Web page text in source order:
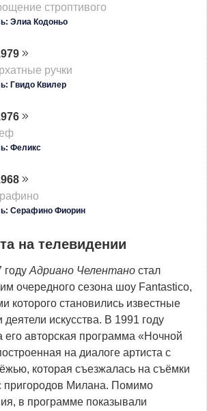
строптивого
Элиа Кодоньо
ручки
Гвидо Квилер
Феликс
Серафино Фиорин
на телевидении
году Адриано Челентано стал
очередного сезона шоу Fantastico,
которого становились известные
деятели искусства. В 1991 году
авторская программа «Ночной
на диалоге артиста с
которая съезжалась на съёмки
пригородов Милана. Помимо
в программе показывали